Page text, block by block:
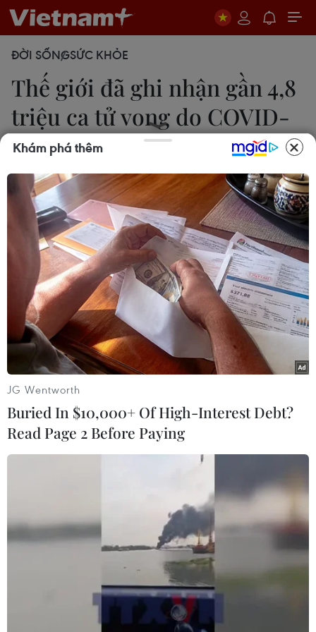
ĐỜI SỐNGSỨC KHỎE
Thế giới đã ghi nhận gần 4,8
triệu ca tử vong do COVID-
19
Bích Liên
30/09/2021 02:18
Mỹ, Ấn Độ và Brazil là ba nước bị ảnh hưởng nhất
thế giới, với số ca nhiễm lần lượt là 44.187.046 ca,
33.738.188 ca và 21.399.546 ca.
Nhân viên y tế điều trị cho bệnh nhân COVID-19 tại bệnh viện
Mariinsky ở Saint Petersburg (Nga) ngày 7/7/2021. (Ảnh:
AFP/TTXVN)
Theo trang thống kê worldometers.info, tính
đến 8h00 sáng 30/9, thế giới đã ghi nhận
234.017.091 ca nhiễm virus SARS-CoV-2, trong
Khám phá thêm
JG Wentworth
Buried In $10,000+ Of High-Interest Debt?
Read Page 2 Before Paying